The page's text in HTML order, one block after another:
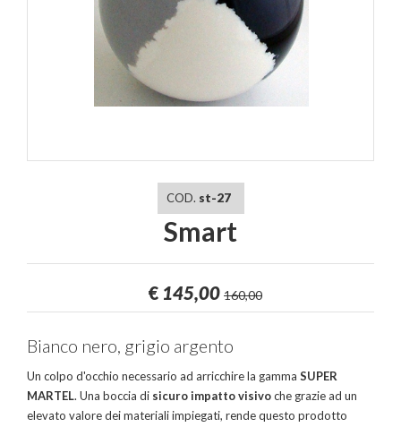
COD. st-27
Smart
€ 145,00 160,00
Bianco nero, grigio argento
Un colpo d'occhio necessario ad arricchire la gamma SUPER
MARTEL. Una boccia di sicuro impatto visivoche grazie ad un
elevato valore dei materiali impiegati, rende questo prodotto